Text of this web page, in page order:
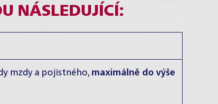
NÁSLEDUJÍCÍ:
mzdy a pojistného, maximálně do výše